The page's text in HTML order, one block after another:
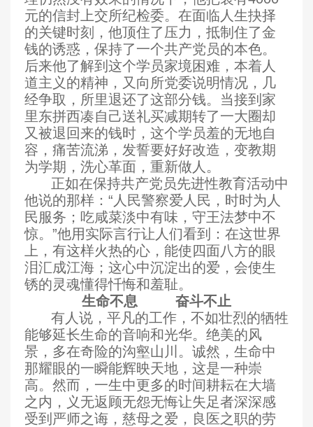
元的信封上交所纪检委。在面临人生抉择
的关键时刻，他顶住了压力，抵制住了金
钱的诱惑，保持了一个共产党员的本色。
后来他了解到这个学员家境困难，本着人
道主义的精神，又向所党委说明情况，几
经争取，所里退还了这部分钱。当接到家
里东拼西凑自己送礼买减期转了一大圈却
又被退回来的钱时，这个学员羞的无地自
容，痛苦流涕，发誓要好好改造，变教期
为学期，洗心革面，重新做人。
正如在保持共产党员先进性教育活动中
他说的那样：“人民警察爱人民，时时为人
民服务；吃咸菜淡中有味，守王法梦中不
惊。”他用实际言行让人们看到：在这世界
上，有这样火热的心，能使四面八方的眼
泪汇成江海；这心中沉淀出的爱，会使生
锈的灵魂懂得忏悔和羞耻。
生命不息
奋斗不止
有人说，平凡的工作，不如壮烈的牺牲
能够延长生命的音响和光华。绝美的风
景，多在奇险的沟壑山川。诚然，生命中
那耀眼的一瞬能辉映天地，这是一种崇
高。然而，一生中更多的时间耕耘在大墙
之内，义无返顾无怨无悔让失足者深深感
受到严师之诲，慈母之爱，良医之职的劳